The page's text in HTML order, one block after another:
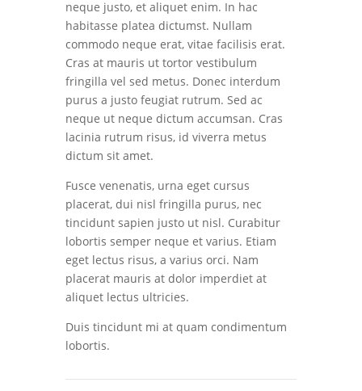
neque justo, et aliquet enim. In hac
habitasse platea dictumst. Nullam
commodo neque erat, vitae facilisis erat.
Cras at mauris ut tortor vestibulum
fringilla vel sed metus. Donec interdum
purus a justo feugiat rutrum. Sed ac
neque ut neque dictum accumsan. Cras
lacinia rutrum risus, id viverra metus
dictum sit amet.
Fusce venenatis, urna eget cursus
placerat, dui nisl fringilla purus, nec
tincidunt sapien justo ut nisl. Curabitur
lobortis semper neque et varius. Etiam
eget lectus risus, a varius orci. Nam
placerat mauris at dolor imperdiet at
aliquet lectus ultricies.
Duis tincidunt mi at quam condimentum
lobortis.